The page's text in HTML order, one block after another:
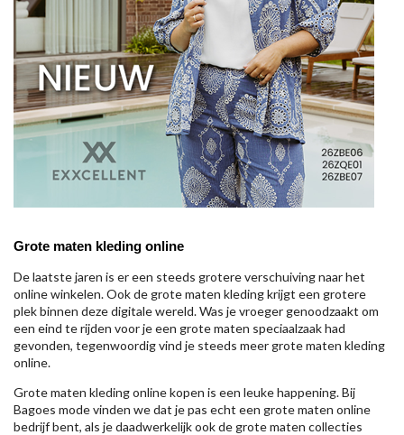
Grote maten kleding online
De laatste jaren is er een steeds grotere verschuiving naar het
online winkelen. Ook de grote maten kleding krijgt een grotere
plek binnen deze digitale wereld. Was je vroeger genoodzaakt om
een eind te rijden voor je een grote maten speciaalzaak had
gevonden, tegenwoordig vind je steeds meer grote maten kleding
online.
Grote maten kleding online kopen is een leuke happening. Bij
Bagoes mode vinden we dat je pas echt een grote maten online
bedrijf bent, als je daadwerkelijk ook de grote maten collecties